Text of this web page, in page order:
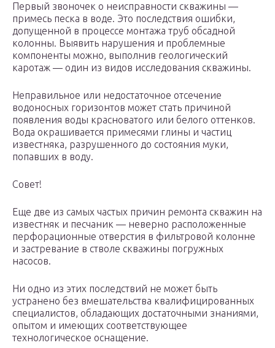
Первый звоночек о неисправности скважины —
примесь песка в воде. Это последствия ошибки,
допущенной в процессе монтажа труб обсадной
колонны. Выявить нарушения и проблемные
компоненты можно, выполнив геологический
каротаж — один из видов исследования скважины.
Неправильное или недостаточное отсечение
водоносных горизонтов может стать причиной
появления воды красноватого или белого оттенков.
Вода окрашивается примесями глины и частиц
известняка, разрушенного до состояния муки,
попавших в воду.
Совет!
Еще две из самых частых причин ремонта скважин на
известняк и песчаник — неверно расположенные
перфорационные отверстия в фильтровой колонне
и застревание в стволе скважины погружных
насосов.
Ни одно из этих последствий не может быть
устранено без вмешательства квалифицированных
специалистов, обладающих достаточными знаниями,
опытом и имеющих соответствующее
технологическое оснащение.